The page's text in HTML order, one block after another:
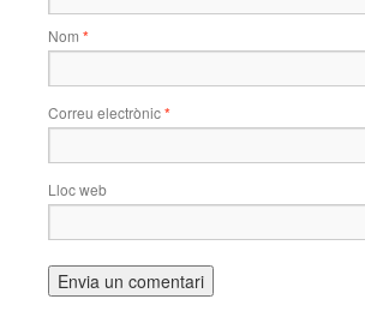
Nom *
Correu electrònic*
Lloc web